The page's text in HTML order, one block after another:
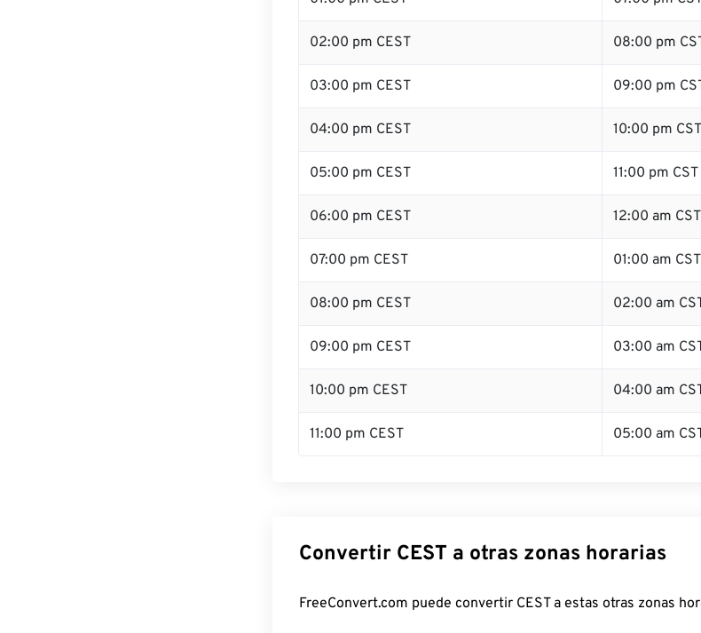
02:00 pm CEST 08:00 pm
03:00 pm CEST 09:00 pm
04:00 pm CEST 10:00 pm CST
05:00 pm CEST 11:00 pm CST
06:00 pm CEST 12:00 am
07:00 pm CEST 01:00 am CST
08:00 pm CEST 02:00 am
09:00 pm CEST 03:00 am
10:00 pm CEST 04:00 am
11:00 pm CEST 05:00 am
Convertir CEST a otras zonas horarias
FreeConvert.com puede convertir CEST a estas otras zonas